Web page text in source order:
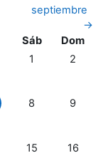
septiembre
→
Sábado
Sáb Domingo
Dom
Sin eventos,
1 Sin
2
5 agosto6 agosto
viernes, 7
Sin eventos,
8 Sin
9
12 agosto13 agosto
eventos, viernes, 14
Sin eventos,
15 Sin
16